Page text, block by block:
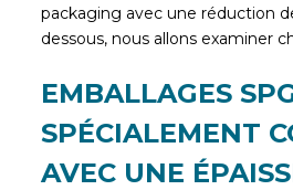
packaging avec une réduction
dessous, nous allons examiner
EMBALLAGES
SPÉCIALEMENT
AVEC UNE